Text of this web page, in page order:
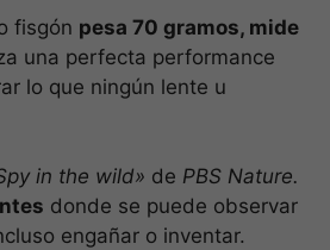
fisgón pesa 70 gramos, mide
una perfecta performance
lo que ningún lente u
in the wild» de PBS Nature.
donde se puede observar
engañar o inventar.